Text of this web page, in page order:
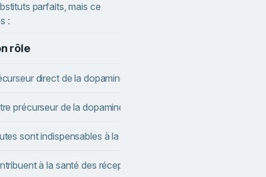
parfaits, mais ce
:
rôle
direct de la dopamine
précurseur de la dopamine, naturellement présent dans le
sont indispensables à la synthèse de la dopamine ; une
à la santé des récepteurs de la dopamine, pas